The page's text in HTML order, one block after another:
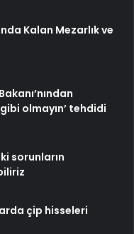
Kalan Mezarlık ve
olmayın’ tehdidi
sorunların
çip hisseleri